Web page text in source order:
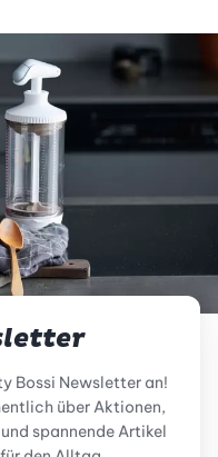
Bossi Newsletter an!
über Aktionen,
spannende Artikel